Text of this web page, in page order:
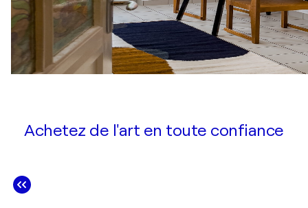
Achetez de l'art en toute confiance